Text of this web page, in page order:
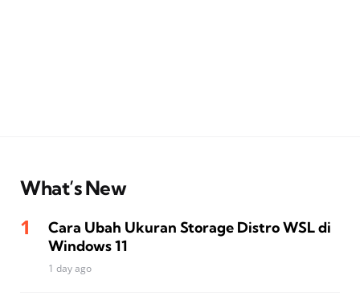
What’s New
Cara Ubah Ukuran Storage Distro WSL di
Windows 11
1 day ago